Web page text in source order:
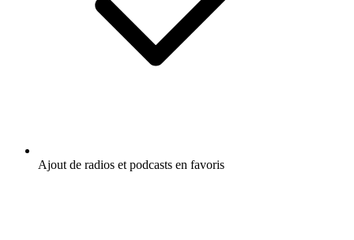
Ajout de radios et podcasts en favoris